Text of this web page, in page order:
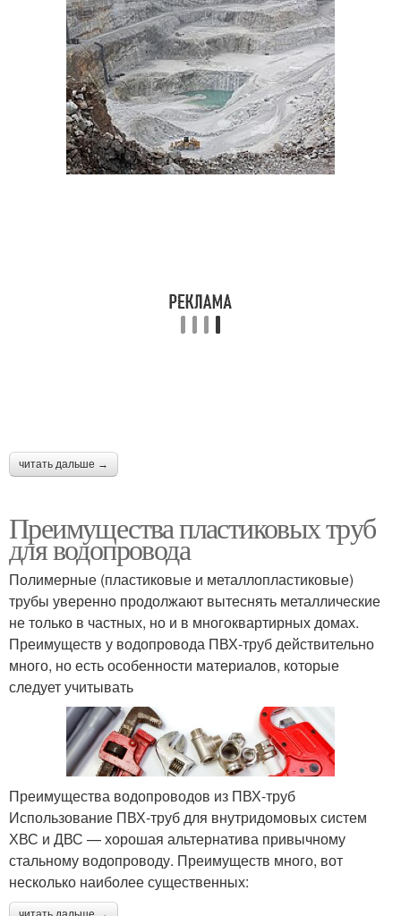
читать дальше →
Преимущества пластиковых труб
для водопровода
Полимерные (пластиковые и металлопластиковые)
трубы уверенно продолжают вытеснять металлические
не только в частных, но и в многоквартирных домах.
Преимуществ у водопровода ПВХ-труб действительно
много, но есть особенности материалов, которые
следует учитывать
Преимущества водопроводов из ПВХ-труб
Использование ПВХ-труб для внутридомовых систем
ХВС и ДВС — хорошая альтернатива привычному
стальному водопроводу. Преимуществ много, вот
несколько наиболее существенных: